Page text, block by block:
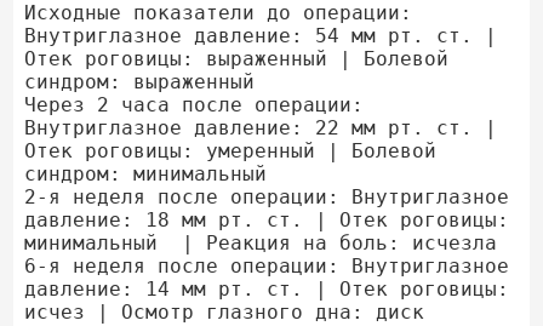
Исходные показатели до операции:
Внутриглазное давление: 54 мм рт. ст. |
Отек роговицы: выраженный | Болевой
синдром: выраженный
Через 2 часа после операции:
Внутриглазное давление: 22 мм рт. ст. |
Отек роговицы: умеренный | Болевой
синдром: минимальный
2-я неделя после операции: Внутриглазное
давление: 18 мм рт. ст. | Отек роговицы:
минимальный  | Реакция на боль: исчезла
6-я неделя после операции: Внутриглазное
давление: 14 мм рт. ст. | Отек роговицы:
исчез | Осмотр глазного дна: диск